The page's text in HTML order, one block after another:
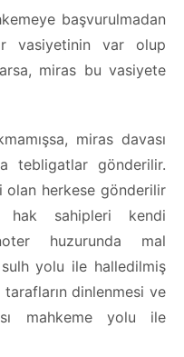
başvurulmadan
vasiyetinin var olup
miras bu vasiyete
miras davası
tebligatlar gönderilir.
olan herkese gönderilir
hak sahipleri kendi
huzurunda mal
sulh yolu ile halledilmiş
dinlenmesi ve
mahkeme yolu ile